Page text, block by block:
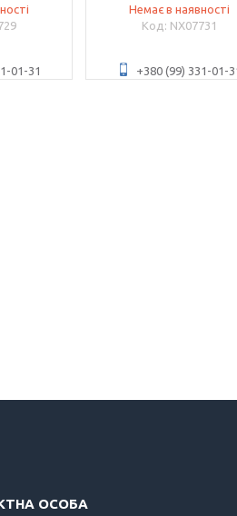
01-31
Немає в наявності
NX07731
+380 (99) 331-01-